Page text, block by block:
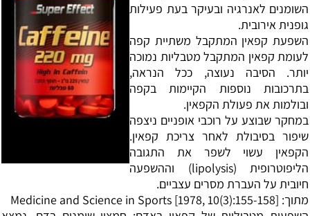
השומנים לאנרגיה ובעיקר בעת פעילות
גופנית אירובית.
השפעת קפאין המתקבל משתיית קפה
לעומת קפאין המתקבל מטבליות נמוכה
יותר. הסיבה נעוצה, ככל הנראה,
בתרכובות נוספות הקיימות בקפה
ובולמות את פעולת הקפאין.
במחקר שבוצע על רוכבי אופניים ניצפה
שיפור בסיבולת לאחר צריכת קפאין.
הקפאין עשוי לשפר את התגובה
הליפוטרופית (lipolysis) וההשפעה
חיובית על העברת מסרים עצביים.
מתוך: Medicine and Science in Sports [1978, 10(3):155-158]